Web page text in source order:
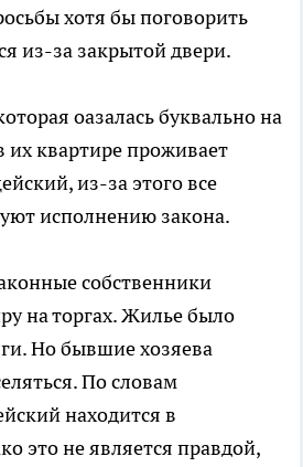
хотя бы поговорить
из-за закрытой двери.
оазалась буквально на
их квартире проживает
из-за этого все
исполнению закона.
собственники
на торгах. Жилье было
Но бывшие хозяева
По словам
находится в
это не является правдой,